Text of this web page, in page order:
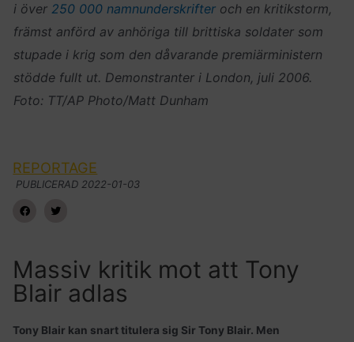
i över250 000 namnunderskrifter och en kritikstorm,
främst anförd av anhöriga till brittiska soldater som
stupade i krig som den dåvarande premiärministern
stödde fullt ut. Demonstranter i London, juli 2006.
Foto: TT/AP Photo/Matt Dunham
REPORTAGE
PUBLICERAD 2022-01-03
Massiv kritik mot att Tony
Blair adlas
Tony Blair kan snart titulera sig Sir Tony Blair. Men